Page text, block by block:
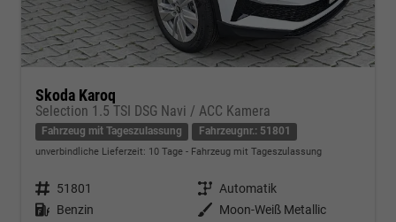
Skoda Karoq
Selection 1.5 TSI DSG Navi / ACC Kamera
Fahrzeug mit Tageszulassung Fahrzeugnr.: 51801
unverbindliche Lieferzeit: 10 Tage Fahrzeug mit Tageszulassung
Fahrzeugnr. 51801 Getriebe Automatik
Kraftstoff Benzin Außenfarbe
Moon-Weiß Metallic